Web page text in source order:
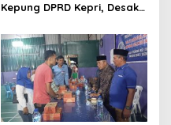
Kepung DPRD Kepri, Desak
Laut dan PSN Pulau Poto